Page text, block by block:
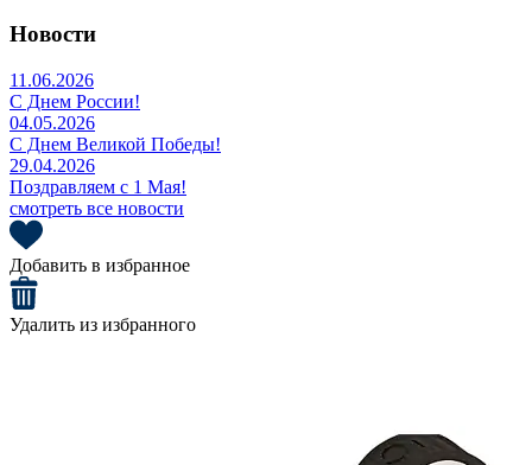
Новости
11.06.2026
С Днем России!
04.05.2026
С Днем Великой Победы!
29.04.2026
Поздравляем с 1 Мая!
смотреть все новости
Добавить в избранное
Удалить из избранного